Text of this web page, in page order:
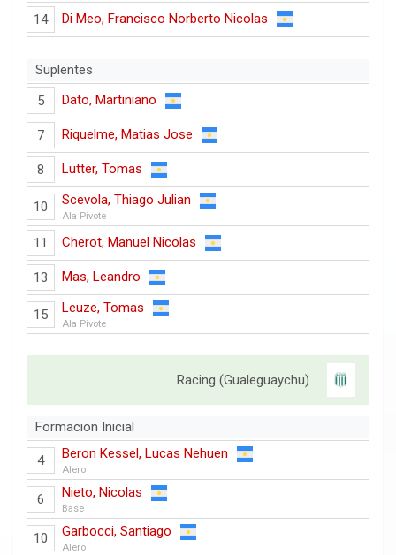
14 Di Meo, Francisco Norberto Nicolas
Suplentes
5
Dato, Martiniano
7 Riquelme, Matias Jose
8 Lutter, Tomas
10 Scevola, Thiago Julian
Ala Pivote
11 Cherot, Manuel Nicolas
13 Mas, Leandro
15 Leuze, Tomas
Ala Pivote
Racing (Gualeguaychu)
Formacion Inicial
4 Beron Kessel, Lucas Nehuen
Alero
6 Nieto, Nicolas
Base
10 Garbocci, Santiago
Alero